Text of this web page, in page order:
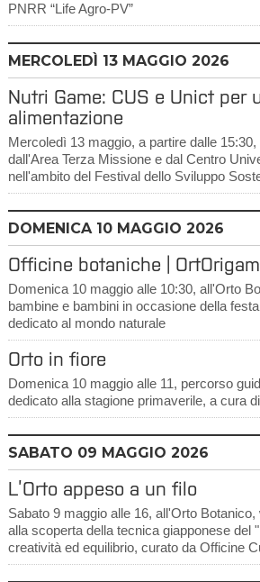
PNRR “Life Agro-PV”
MERCOLEDÌ 13MAGGIO 2026
Nutri Game: CUS e Unict per
alimentazione
Mercoledì 13 maggio, a partire dalle
dall'Area Terza Missione e dal Centro
nell'ambito del Festival dello Sviluppo
DOMENICA 10MAGGIO 2026
Officine botaniche |
Domenica 10 maggio alle 10:30, all'Orto
bambine e bambini in occasione della
dedicato al mondo naturale
Orto in fiore
Domenica 10 maggio alle 11, percorso
dedicato alla stagione primaverile, a cura
SABATO 09 MAGGIO 2026
L’Orto appeso a un filo
Sabato 9 maggio alle 16, all'Orto
alla scoperta della tecnica giapponese del
creatività ed equilibrio, curato da Officine